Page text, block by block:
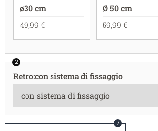
ø30 cm
49,99 €
Ø 50 cm
59,99 €
2
Retro:con sistema di fissaggio
7